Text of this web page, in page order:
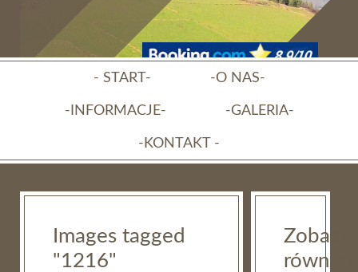
- START- -O NAS-
-INFORMACJE- -GALERIA-
-KONTAKT -
Images tagged
"1216"
Zobacz
również